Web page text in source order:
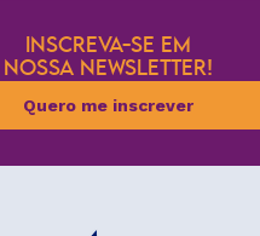
INSCREVA-SE EM
NOSSA NEWSLETTER!
Quero me inscrever